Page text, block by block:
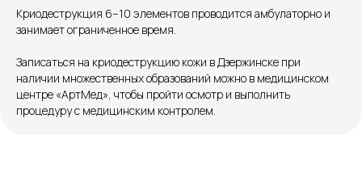
Криодеструкция 6–10 элементов проводится амбулаторно и
занимает ограниченное время.
Записаться на криодеструкцию кожи в Дзержинске при
наличии множественных образований можно в медицинском
центре «АртМед», чтобы пройти осмотр и выполнить
процедуру с медицинским контролем.
Пн.-пт. — с 08:00 до 20:00
Сб. — с 08:00 до 18:00
Подписывайся